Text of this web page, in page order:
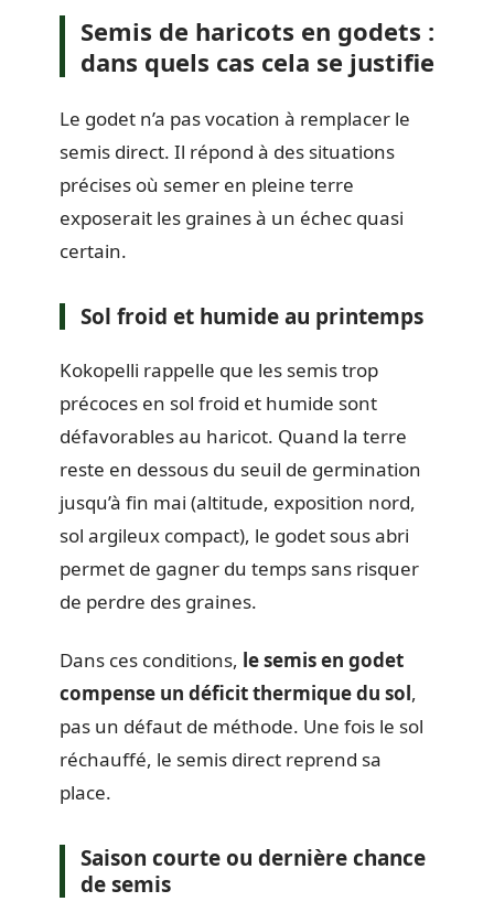
Semis de haricots en godets :
dans quels cas cela se justifie
Le godet n’a pas vocation à remplacer le
semis direct. Il répond à des situations
précises où semer en pleine terre
exposerait les graines à un échec quasi
certain.
Sol froid et humide au printemps
Kokopelli rappelle que les semis trop
précoces en sol froid et humide sont
défavorables au haricot. Quand la terre
reste en dessous du seuil de germination
jusqu’à fin mai (altitude, exposition nord,
sol argileux compact), le godet sous abri
permet de gagner du temps sans risquer
de perdre des graines.
Dans ces conditions, le semis en godet
compense un déficit thermique du sol,
pas un défaut de méthode. Une fois le sol
réchauffé, le semis direct reprend sa
place.
Saison courte ou dernière chance
de semis